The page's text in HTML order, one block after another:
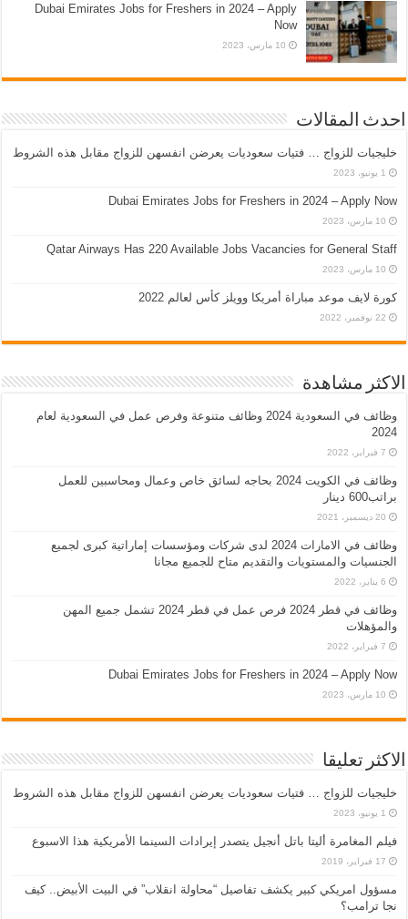
Dubai Emirates Jobs for Freshers in 2024 – Apply
Now
10 مارس، 2023
احدث المقالات
خليجيات للزواج … فتيات سعوديات يعرضن انفسهن للزواج مقابل هذه الشروط
1 يونيو، 2023
Dubai Emirates Jobs for Freshers in 2024 – Apply Now
10 مارس، 2023
Qatar Airways Has 220 Available Jobs Vacancies for General Staff
10 مارس، 2023
كورة لايف موعد مباراة أمريكا وويلز كأس لعالم 2022
22 نوفمبر، 2022
الاكثر مشاهدة
وظائف في السعودية 2024 وظائف متنوعة وفرص عمل في السعودية لعام
2024
7 فبراير، 2022
وظائف في الكويت 2024 بحاجه لسائق خاص وعمال ومحاسبين للعمل
براتب600 دينار
20 ديسمبر، 2021
وظائف في الامارات 2024 لدى شركات ومؤسسات إماراتية كبرى لجميع
الجنسيات والمستويات والتقديم متاح للجميع مجانا
6 يناير، 2022
وظائف في قطر 2024 فرص عمل في قطر 2024 تشمل جميع المهن
والمؤهلات
7 فبراير، 2022
Dubai Emirates Jobs for Freshers in 2024 – Apply Now
10 مارس، 2023
الاكثر تعليقا
خليجيات للزواج … فتيات سعوديات يعرضن انفسهن للزواج مقابل هذه الشروط
1 يونيو، 2023
فيلم المغامرة أليتا‭ ‬باتل أنجيل يتصدر إيرادات السينما الأمريكية هذا الاسبوع
17 فبراير، 2019
مسؤول امريكي كبير يكشف تفاصيل “محاولة انقلاب” في البيت الأبيض.. كيف
نجا ترامب؟